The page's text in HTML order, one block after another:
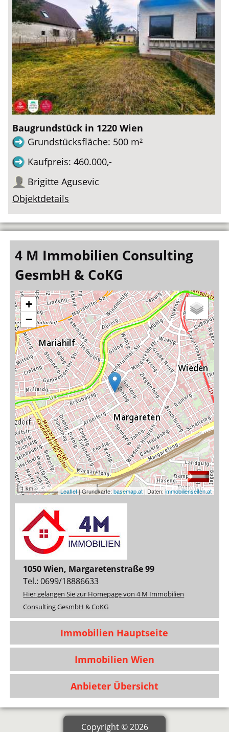
Baugrundstück in 1220 Wien
Grundstücksfläche: 500 m²
Kaufpreis: 460.000,-
Brigitte Agusevic
Objektdetails
4 M Immobilien Consulting
GesmbH & CoKG
+
−
1 km Leaflet| Grundkarte:basemap.at| Daten:immobilienseiten.at
1050 Wien, Margaretenstraße 99
Tel.: 0699/18886633
Hier gelangen Sie zur Homepage von 4 M Immobilien
Consulting GesmbH & CoKG
Immobilien Hauptseite
Immobilien Wien
Anbieter Übersicht
Copyright © 2026